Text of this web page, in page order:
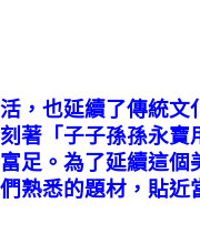
，也延續了傳統文
著「子子孫孫永寶
足。為了延續這個
熟悉的題材，貼近